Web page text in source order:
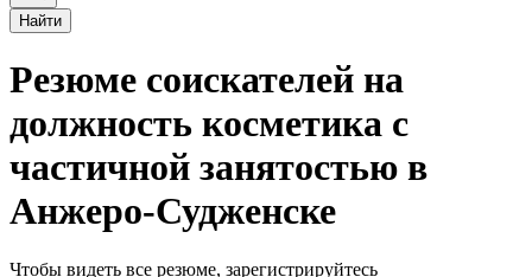
Найти
Резюме соискателей на
должность косметика с
частичной занятостью в
Анжеро-Судженске
Чтобы видеть все резюме, зарегистрируйтесь